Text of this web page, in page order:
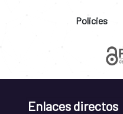
Policies
Enlaces directos